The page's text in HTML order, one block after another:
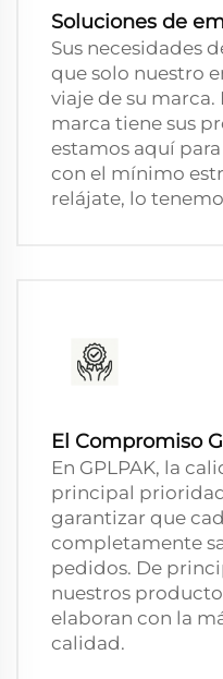
Soluciones de
Sus necesidades
que solo nuestro
viaje de su
marca tiene sus
estamos aquí
con el mínimo
relájate, lo
El Compromiso
En GPLPAK, la
principal
garantizar que
completamente
pedidos. De
nuestros
elaboran con la
calidad.